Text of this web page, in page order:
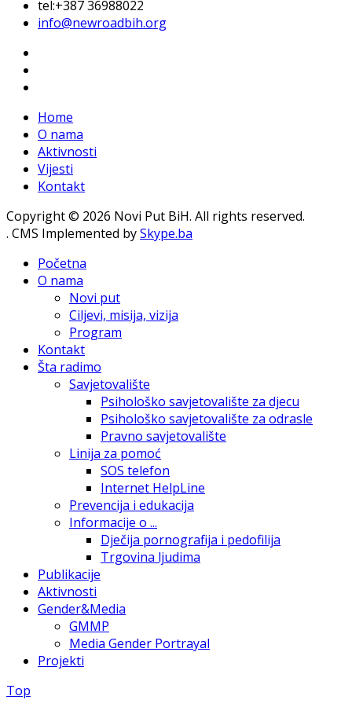
tel:+387 36988022
info@newroadbih.org
Home
O nama
Aktivnosti
Vijesti
Kontakt
Copyright © 2026 Novi Put BiH. All rights reserved.
. CMS Implemented bySkype.ba
Početna
O nama
Novi put
Ciljevi, misija, vizija
Program
Kontakt
Šta radimo
Savjetovalište
Psihološko savjetovalište za djecu
Psihološko savjetovalište za odrasle
Pravno savjetovalište
Linija za pomoć
SOS telefon
Internet HelpLine
Prevencija i edukacija
Informacije o ...
Dječija pornografija i pedofilija
Trgovina ljudima
Publikacije
Aktivnosti
Gender&Media
GMMP
Media Gender Portrayal
Projekti
Top